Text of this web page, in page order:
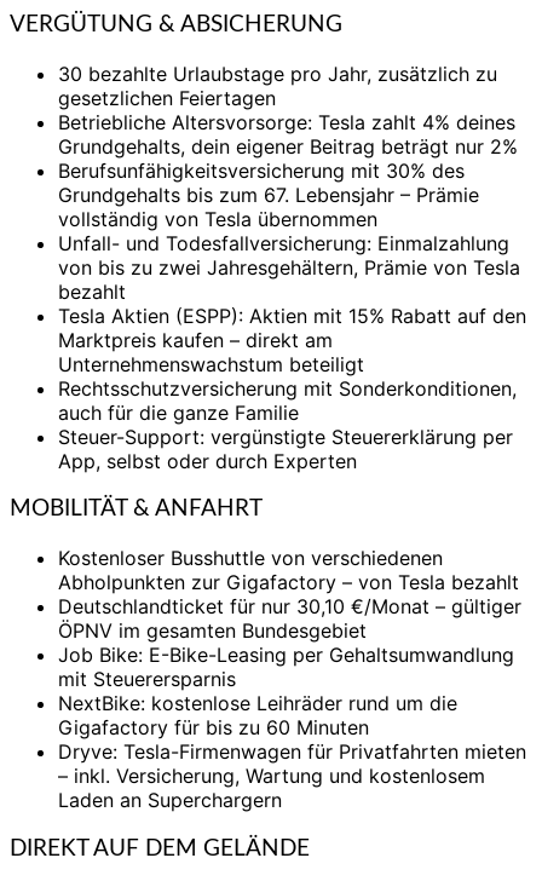
VERGÜTUNG & ABSICHERUNG
30 bezahlte Urlaubstage pro Jahr, zusätzlich zu
gesetzlichen Feiertagen
Betriebliche Altersvorsorge: Tesla zahlt 4% deines
Grundgehalts, dein eigener Beitrag beträgt nur 2%
Berufsunfähigkeitsversicherung mit 30% des
Grundgehalts bis zum 67. Lebensjahr – Prämie
vollständig von Tesla übernommen
Unfall- und Todesfallversicherung: Einmalzahlung
von bis zu zwei Jahresgehältern, Prämie von Tesla
bezahlt
Tesla Aktien (ESPP): Aktien mit 15% Rabatt auf den
Marktpreis kaufen – direkt am
Unternehmenswachstum beteiligt
Rechtsschutzversicherung mit Sonderkonditionen,
auch für die ganze Familie
Steuer-Support: vergünstigte Steuererklärung per
App, selbst oder durch Experten
MOBILITÄT & ANFAHRT
Kostenloser Busshuttle von verschiedenen
Abholpunkten zur Gigafactory – von Tesla bezahlt
Deutschlandticket für nur 30,10 €/Monat – gültiger
ÖPNV im gesamten Bundesgebiet
Job Bike: E-Bike-Leasing per Gehaltsumwandlung
mit Steuerersparnis
NextBike: kostenlose Leihräder rund um die
Gigafactory für bis zu 60 Minuten
Dryve: Tesla-Firmenwagen für Privatfahrten mieten
– inkl. Versicherung, Wartung und kostenlosem
Laden an Superchargern
DIREKT AUF DEM GELÄNDE